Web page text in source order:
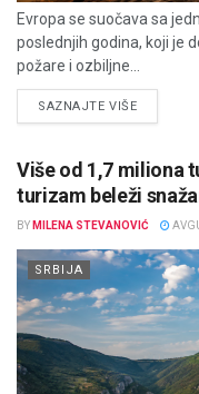
Evropa se suočava sa
poslednjih godina, koji je
požare i ozbiljne...
SAZNAJTE VIŠEDETAILS
Više od 1,7 miliona
turizam beleži
BY MILENA STEVANOVIĆ
SRBIJA